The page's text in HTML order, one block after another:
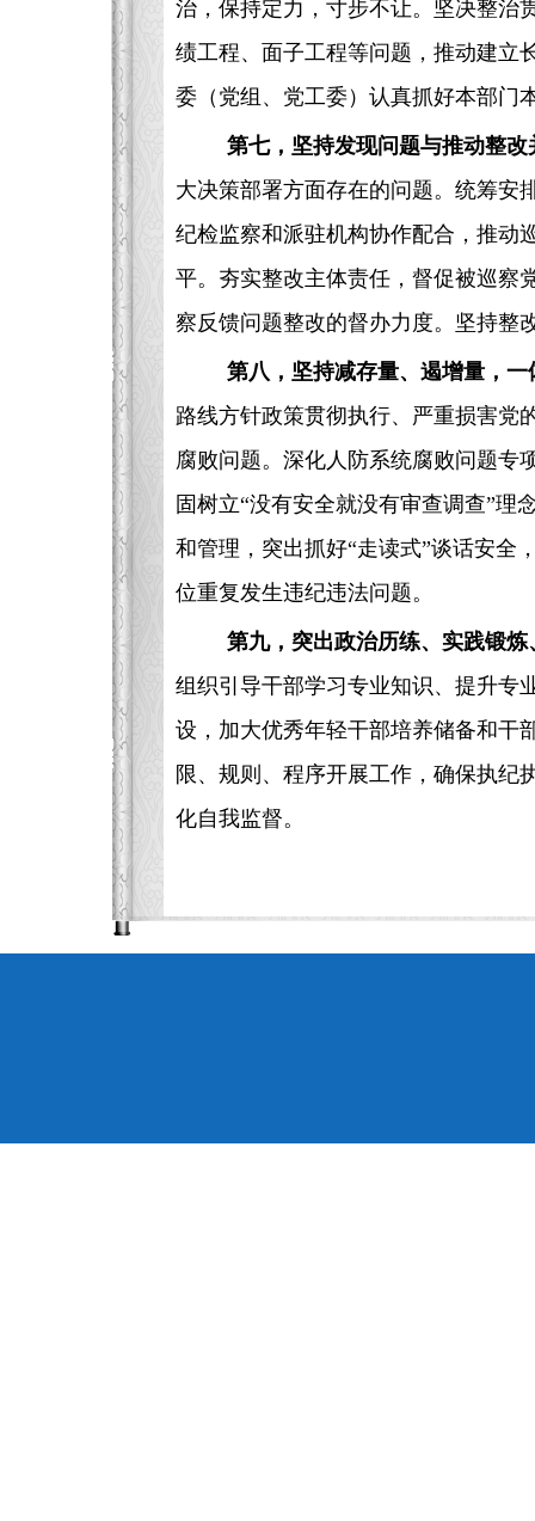
治，保持定力，寸步不让。坚决整治
绩工程、面子工程等问题，推动建立
委（党组、党工委）认真抓好本部门
第七，坚持发现问题与推动整
大决策部署方面存在的问题。统筹安
纪检监察和派驻机构协作配合，推动
平。夯实整改主体责任，督促被巡察
察反馈问题整改的督办力度。坚持整
第八，坚持减存量、遏增量，
路线方针政策贯彻执行、严重损害党
腐败问题。深化人防系统腐败问题专
固树立“没有安全就没有审查调查”
和管理，突出抓好“走读式”谈话安全
位重复发生违纪违法问题。
第九，突出政治历练、实践锻
组织引导干部学习专业知识、提升专
设，加大优秀年轻干部培养储备和干
限、规则、程序开展工作，确保执纪
化自我监督。